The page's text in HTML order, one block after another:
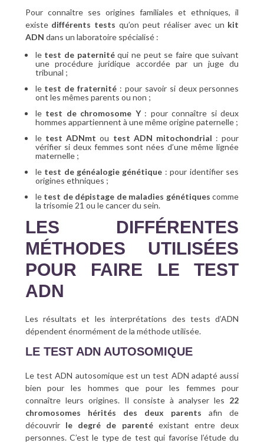
Pour connaître ses origines familiales et ethniques, il
existe différents tests qu’on peut réaliser avec un kit
ADN dans un laboratoire spécialisé :
le test de paternitéqui ne peut se faire que suivant
une procédure juridique accordée par un juge du
tribunal ;
le test de fraternité : pour savoir si deux personnes
ont les mêmes parents ou non ;
le test de chromosome Y: pour connaître si deux
hommes appartiennent à une même origine paternelle ;
le test ADNmt ou test ADN mitochondrial : pour
vérifier si deux femmes sont nées d’une même lignée
maternelle ;
le test de généalogie génétique : pour identifier ses
origines ethniques ;
le test de dépistage de maladies génétiques comme
la trisomie 21 ou le cancer du sein.
LES DIFFÉRENTES
MÉTHODES UTILISÉES
POUR FAIRE LE TEST
ADN
Les résultats et les interprétations des tests d’ADN
dépendent énormément de la méthode utilisée.
LE TEST ADN AUTOSOMIQUE
Le test ADN autosomique est un test ADN adapté aussi
bien pour les hommes que pour les femmes pour
connaître leurs origines. Il consiste à analyser les 22
chromosomes hérités des deux parents afin de
découvrir le degré de parentéexistant entre deux
personnes. C’est le type de test qui favorise l’étude du